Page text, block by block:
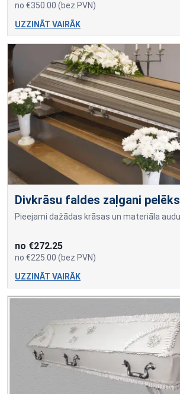
no €350.00 (bez PVN)
UZZINĀT VAIRĀK
Divkrāsu faldes zaļgani pelēks
no €272.25
no €225.00 (bez PVN)
UZZINĀT VAIRĀK